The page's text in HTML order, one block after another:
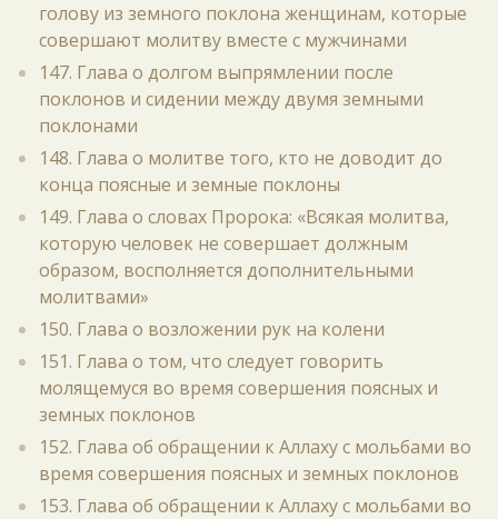
голову из земного поклона женщинам, которые
совершают молитву вместе с мужчинами
147. Глава о долгом выпрямлении после
поклонов и сидении между двумя земными
поклонами
148. Глава о молитве того, кто не доводит до
конца поясные и земные поклоны
149. Глава о словах Пророка: «Всякая молитва,
которую человек не совершает должным
образом, восполняется дополнительными
молитвами»
150. Глава о возложении рук на колени
151. Глава о том, что следует говорить
молящемуся во время совершения поясных и
земных поклонов
152. Глава об обращении к Аллаху с мольбами во
время совершения поясных и земных поклонов
153. Глава об обращении к Аллаху с мольбами во